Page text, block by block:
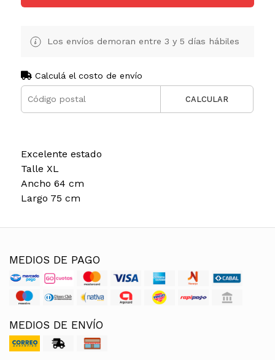
Los envíos demoran entre 3 y 5 días hábiles
Calculá el costo de envío
CALCULAR
Excelente estado
Talle XL
Ancho 64 cm
Largo 75 cm
MEDIOS DE PAGO
MEDIOS DE ENVÍO